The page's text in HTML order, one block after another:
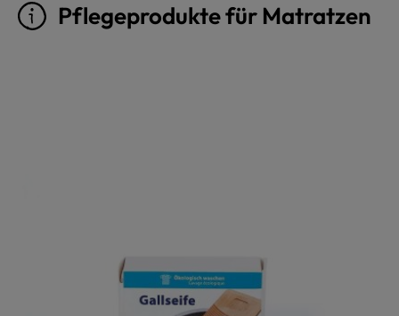
Pflegeprodukte für Matratzen